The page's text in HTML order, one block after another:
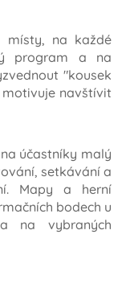
místy, na každé
program a na
"kousek
navštívit
účastníky malý
setkávání a
Mapy a herní
bodech u
na vybraných